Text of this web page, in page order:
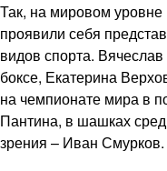
Так, на мировом
проявили себя
видов спорта.
боксе, Екатерина
на чемпионате мира в
Пантина, в шашках
зрения – Иван Смурков.